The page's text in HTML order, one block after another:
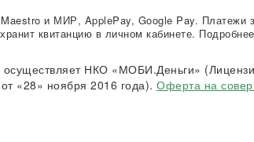
и МИР, ApplePay, Google Pay. Платежи
квитанцию в личном кабинете.
НКО «МОБИ.Деньги»
«28» ноября 2016 года). Оферта на